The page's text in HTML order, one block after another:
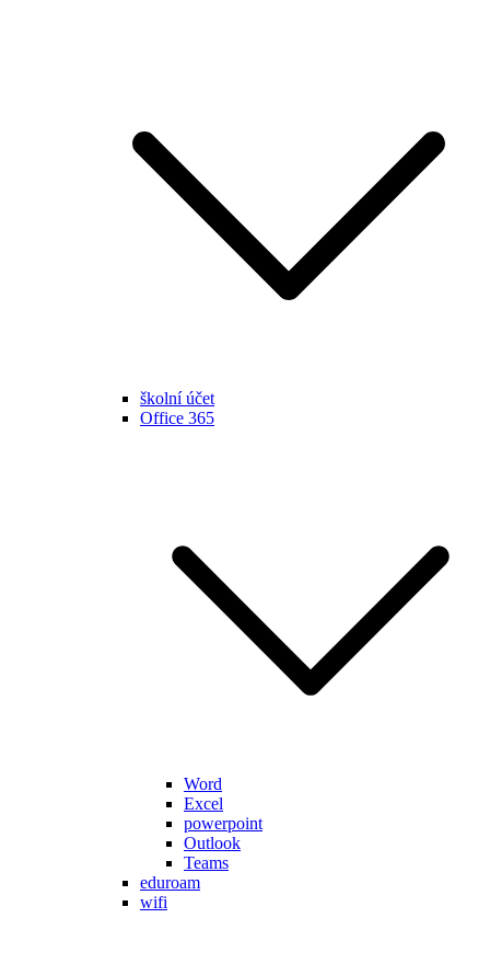
školní účet
Office 365
Word
Excel
powerpoint
Outlook
Teams
eduroam
wifi